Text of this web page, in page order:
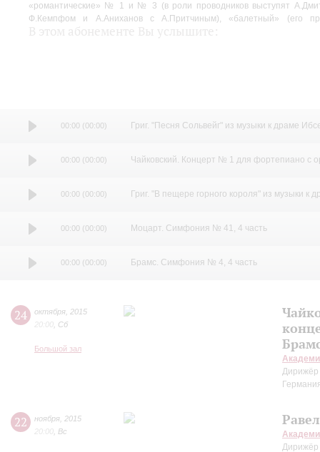
«романтические» № 1 и № 3 (в роли проводников выступят
Ф.Кемпфом и А.Аниханов с А.Притчиным), «балетный» (его
00:00 (00:00) Григ. "Песня Сольвейг" из музыки к драме
00:00 (00:00) Чайковский. Концерт № 1 для фортепиано с
00:00 (00:00) Григ. "В пещере горного короля" из музыки к
00:00 (00:00) Моцарт. Симфония № 41, 4 часть
00:00 (00:00) Брамс. Симфония № 4, 4 часть
24 октября 2015
20:00 Сб
Большой зал
22 ноября 2015
20:00 Вс